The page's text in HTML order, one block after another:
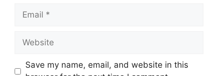
Email
Website
Save my name, email, and website in this